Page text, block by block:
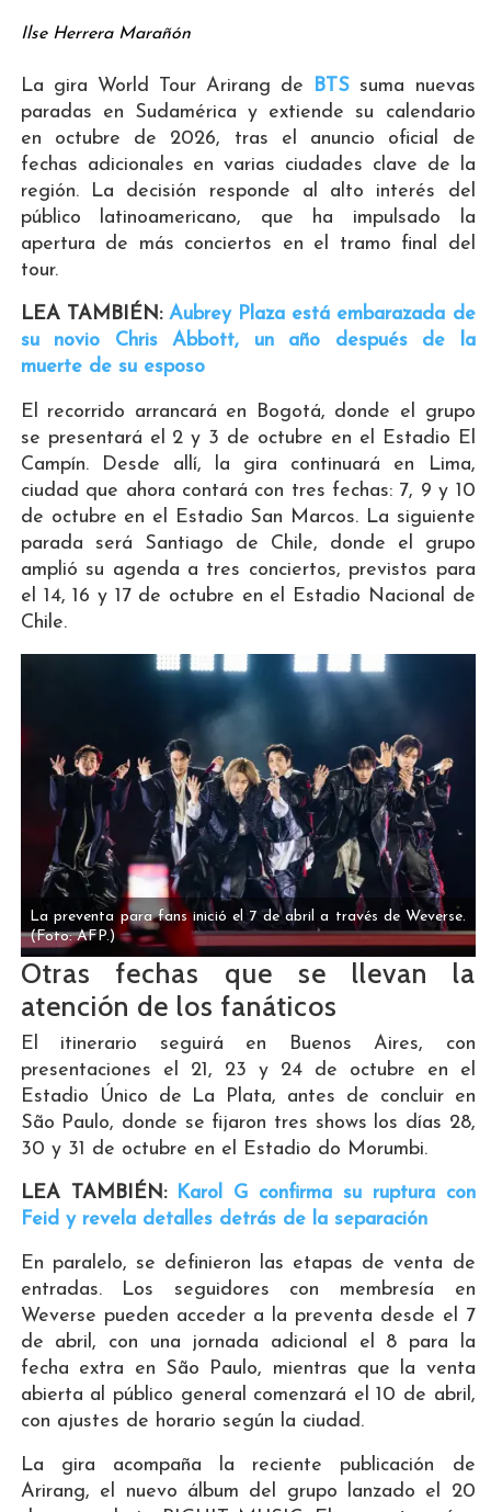
Ilse Herrera Marañón
La gira World Tour Arirang de BTS suma nuevas
paradas en Sudamérica y extiende su calendario
en octubre de 2026, tras el anuncio oficial de
fechas adicionales en varias ciudades clave de la
región. La decisión responde al alto interés del
público latinoamericano, que ha impulsado la
apertura de más conciertos en el tramo final del
tour.
LEA TAMBIÉN:Aubrey Plaza está embarazada de
su novio Chris Abbott, un año después de la
muerte de su esposo
El recorrido arrancará en Bogotá, donde el grupo
se presentará el 2 y 3 de octubre en el Estadio El
Campín. Desde allí, la gira continuará en Lima,
ciudad que ahora contará con tres fechas: 7, 9 y 10
de octubre en el Estadio San Marcos. La siguiente
parada será Santiago de Chile, donde el grupo
amplió su agenda a tres conciertos, previstos para
el 14, 16 y 17 de octubre en el Estadio Nacional de
Chile.
La preventa para fans inició el 7 de abril a través de Weverse.
(Foto: AFP.)
Otras fechas que se llevan la
atención de los fanáticos
El itinerario seguirá en Buenos Aires, con
presentaciones el 21, 23 y 24 de octubre en el
Estadio Único de La Plata, antes de concluir en
São Paulo, donde se fijaron tres shows los días 28,
30 y 31 de octubre en el Estadio do Morumbi.
LEA TAMBIÉN: Karol G confirma su ruptura con
Feid y revela detalles detrás de la separación
En paralelo, se definieron las etapas de venta de
entradas. Los seguidores con membresía en
Weverse pueden acceder a la preventa desde el 7
de abril, con una jornada adicional el 8 para la
fecha extra en São Paulo, mientras que la venta
abierta al público general comenzará el 10 de abril,
con ajustes de horario según la ciudad.
La gira acompaña la reciente publicación de
Arirang, el nuevo álbum del grupo lanzado el 20